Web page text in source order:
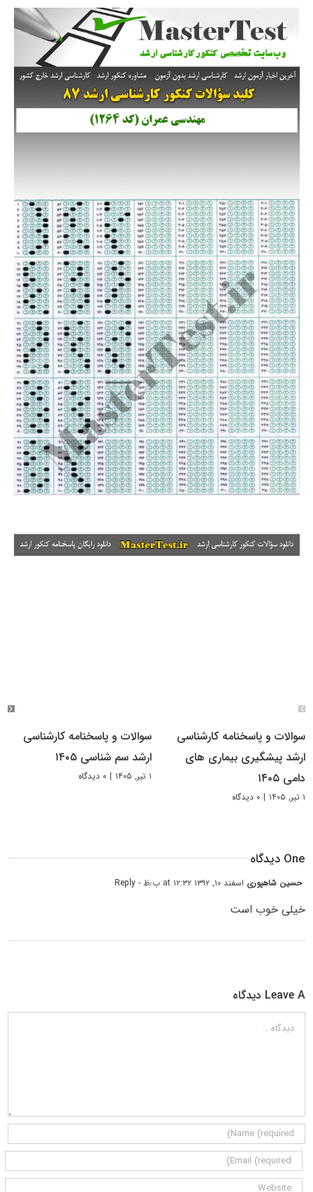
سوالات و پاسخنامه کارشناسی
ارشد پیشگیری بیماری های
دامی ۱۴۰۵
۱ تیر, ۱۴۰۵ | ۰ دیدگاه
سوالات و پاسخنامه کارشناسی
ارشد سم شناسی ۱۴۰۵
۱ تیر, ۱۴۰۵ | ۰ دیدگاه
One دیدگاه
حسین شاهپوری اسفند ۱۰, ۱۳۹۲ at ۱۲:۳۲ ب٫ظ - Reply
خیلی خوب است
Leave A دیدگاه
دیدگاه